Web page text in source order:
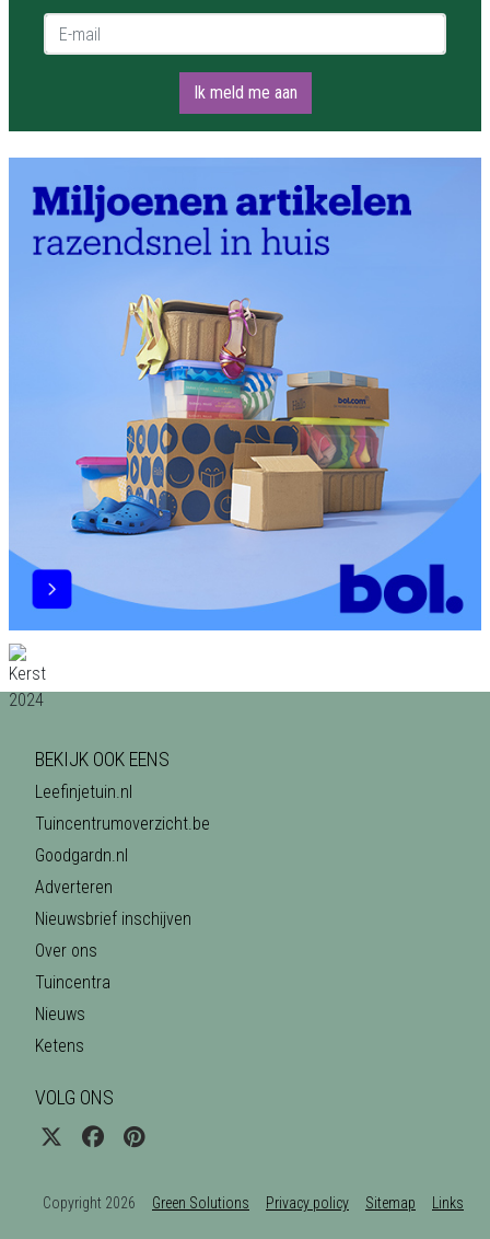
E-mail *
Ik meld me aan
BEKIJK OOK EENS
Leefinjetuin.nl
Tuincentrumoverzicht.be
Goodgardn.nl
Adverteren
Nieuwsbrief inschijven
Over ons
Tuincentra
Nieuws
Ketens
VOLG ONS
Copyright 2026 Green Solutions Privacy policy Sitemap Links